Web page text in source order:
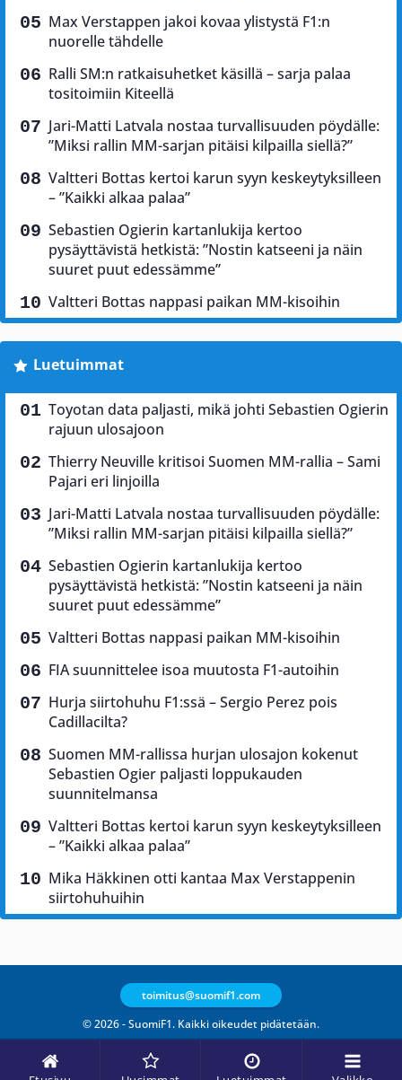
Max Verstappen jakoi kovaa ylistystä F1:n
nuorelle tähdelle
Ralli SM:n ratkaisuhetket käsillä – sarja palaa
tositoimiin Kiteellä
Jari-Matti Latvala nostaa turvallisuuden pöydälle:
”Miksi rallin MM-sarjan pitäisi kilpailla siellä?”
Valtteri Bottas kertoi karun syyn keskeytyksilleen
– ”Kaikki alkaa palaa”
Sebastien Ogierin kartanlukija kertoo
pysäyttävistä hetkistä: ”Nostin katseeni ja näin
suuret puut edessämme”
Valtteri Bottas nappasi paikan MM-kisoihin
Luetuimmat
Toyotan data paljasti, mikä johti Sebastien Ogierin
rajuun ulosajoon
Thierry Neuville kritisoi Suomen MM-rallia – Sami
Pajari eri linjoilla
Jari-Matti Latvala nostaa turvallisuuden pöydälle:
”Miksi rallin MM-sarjan pitäisi kilpailla siellä?”
Sebastien Ogierin kartanlukija kertoo
pysäyttävistä hetkistä: ”Nostin katseeni ja näin
suuret puut edessämme”
Valtteri Bottas nappasi paikan MM-kisoihin
FIA suunnittelee isoa muutosta F1-autoihin
Hurja siirtohuhu F1:ssä – Sergio Perez pois
Cadillacilta?
Suomen MM-rallissa hurjan ulosajon kokenut
Sebastien Ogier paljasti loppukauden
suunnitelmansa
Valtteri Bottas kertoi karun syyn keskeytyksilleen
– ”Kaikki alkaa palaa”
Mika Häkkinen otti kantaa Max Verstappenin
siirtohuhuihin
© 2026 - SuomiF1. Kaikki oikeudet pidätetään.
toimitus@suomif1.com